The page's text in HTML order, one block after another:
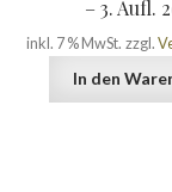
– 3. Aufl.
inkl. 7 % MwSt. zzgl.
In den